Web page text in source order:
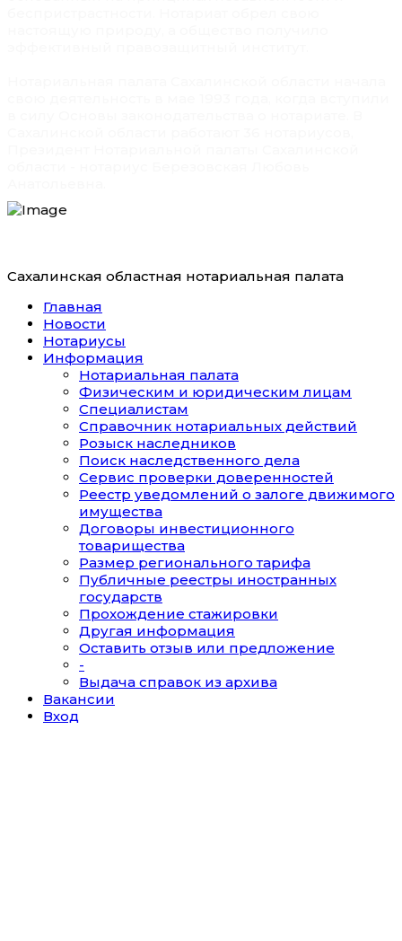
Сахалинская областная нотариальная палата
Главная
Новости
Нотариусы
Информация
Нотариальная палата
Физическим и юридическим лицам
Специалистам
Справочник нотариальных действий
Розыск наследников
Поиск наследственного дела
Сервис проверки доверенностей
Реестр уведомлений о залоге движимого
имущества
Договоры инвестиционного
товарищества
Размер регионального тарифа
Публичные реестры иностранных
государств
Прохождение стажировки
Другая информация
Оставить отзыв или предложение
-
Выдача справок из архива
Вакансии
Вход